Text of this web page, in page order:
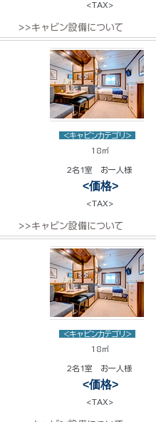
<TAX>
>>キャビン設備について
<キャビンカテゴリ>
18㎡
2名1室 お一人様
<価格>
<TAX>
>>キャビン設備について
<キャビンカテゴリ>
18㎡
2名1室 お一人様
<価格>
<TAX>